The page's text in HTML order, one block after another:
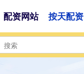
配资网站 按天配资